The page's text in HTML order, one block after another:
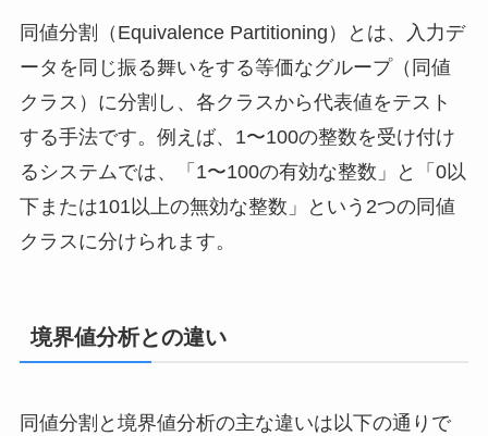
同値分割（Equivalence Partitioning）とは、入力デ
ータを同じ振る舞いをする等価なグループ（同値
クラス）に分割し、各クラスから代表値をテスト
する手法です。例えば、1〜100の整数を受け付け
るシステムでは、「1〜100の有効な整数」と「0以
下または101以上の無効な整数」という2つの同値
クラスに分けられます。
境界値分析との違い
同値分割と境界値分析の主な違いは以下の通りで